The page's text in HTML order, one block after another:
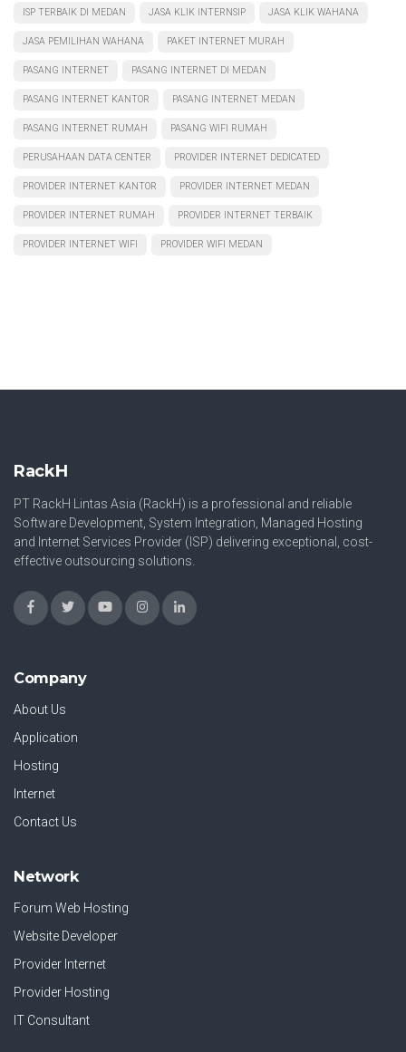
ISP TERBAIK DI MEDAN JASA KLIK INTERNSIP JASA KLIK WAHANA
JASA PEMILIHAN WAHANA PAKET INTERNET MURAH
PASANG INTERNET PASANG INTERNET DI MEDAN
PASANG INTERNET KANTOR PASANG INTERNET MEDAN
PASANG INTERNET RUMAH PASANG WIFI RUMAH
PERUSAHAAN DATA CENTER PROVIDER INTERNET DEDICATED
PROVIDER INTERNET KANTOR PROVIDER INTERNET MEDAN
PROVIDER INTERNET RUMAH PROVIDER INTERNET TERBAIK
PROVIDER INTERNET WIFI PROVIDER WIFI MEDAN
RackH
PT RackH Lintas Asia (RackH) is a professional and reliable
Software Development, System Integration, Managed Hosting
and Internet Services Provider (ISP) delivering exceptional, cost-
effective outsourcing solutions.
Company
About Us
Application
Hosting
Internet
Contact Us
Network
Forum Web Hosting
Website Developer
Provider Internet
Provider Hosting
IT Consultant